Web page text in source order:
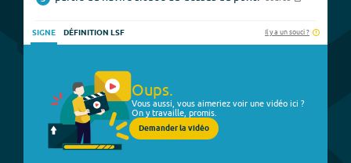
SIGNE DÉFINITION LSF Il y a un souci ?
Oups.
Vous aussi, vous aimeriez voir une vidéo ici ?
On y travaille, promis.
Demander la vidéo